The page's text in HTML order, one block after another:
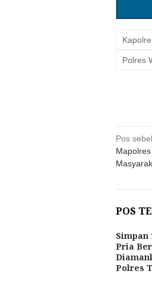
Polres
pos
Pos
POS
Simpan
Pria
Polres